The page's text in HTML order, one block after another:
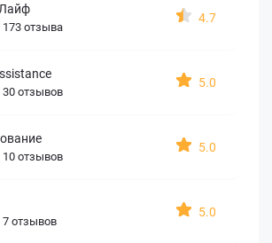
173 отзыва
4.7
30 отзывов
5.0
10 отзывов
5.0
7 отзывов
5.0